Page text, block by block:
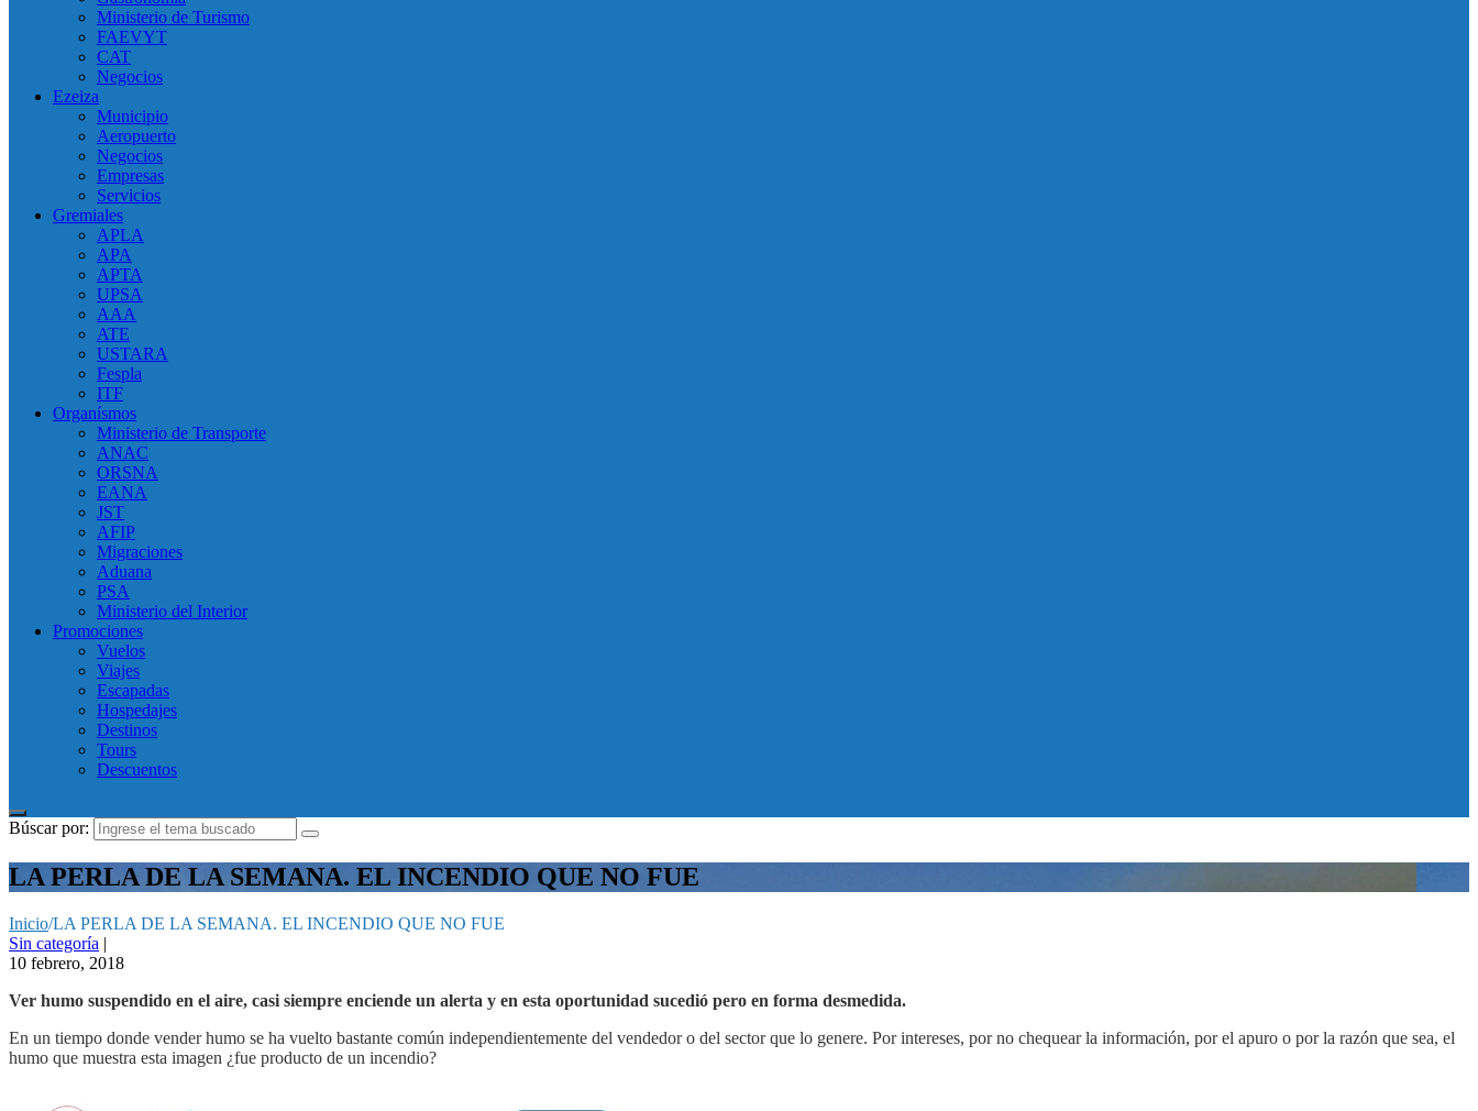
Ministerio de Turismo
FAEVYT
CAT
Negocios
Ezeiza
Municipio
Aeropuerto
Negocios
Empresas
Servicios
Gremiales
APLA
APA
APTA
UPSA
AAA
ATE
USTARA
Fespla
ITF
Organísmos
Ministerio de Transporte
ANAC
ORSNA
EANA
JST
AFIP
Migraciones
Aduana
PSA
Ministerio del Interior
Promociones
Vuelos
Viajes
Escapadas
Hospedajes
Destinos
Tours
Descuentos
Búscar por:
LA PERLA DE LA SEMANA. EL INCENDIO QUE NO FUE
Inicio/LA PERLA DE LA SEMANA. EL INCENDIO QUE NO FUE
Sin categoría |
10 febrero, 2018
Ver humo suspendido en el aire, casi siempre enciende un alerta y en esta oportunidad sucedió pero en forma desmedida.
En un tiempo donde vender humo se ha vuelto bastante común independientemente del vendedor o del sector que lo genere. Por intereses, por no chequear la información, por el apuro o por la razón que sea, el
humo que muestra esta imagen ¿fue producto de un incendio?